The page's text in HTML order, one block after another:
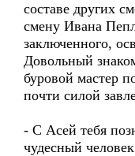
составе других
смену Ивана
заключенного,
Довольный
буровой мастер
почти силой
- С Асей тебя
чудесный